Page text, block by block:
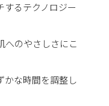
るテクノロジー
へのやさしさにこ
かな時間を調整し